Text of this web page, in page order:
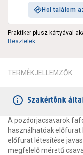
Hol találom
Praktiker plusz kártyával
Részletek
TERMÉKJELLEMZŐK
Szakértőnk
A pozdorjacsavarok
használhatóak előfurat
előfurat létesítése
megfelelő méretű